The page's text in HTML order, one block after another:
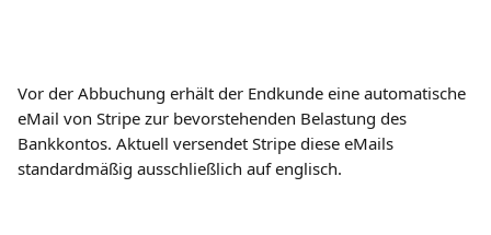
Vor der Abbuchung erhält der Endkunde eine automatische
eMail von Stripe zur bevorstehenden Belastung des
Bankkontos. Aktuell versendet Stripe diese eMails
standardmäßig ausschließlich auf englisch.